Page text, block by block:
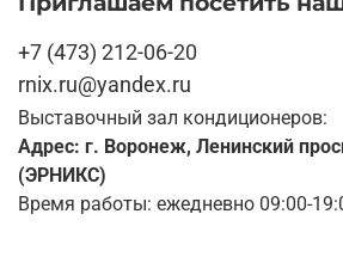
+7 (473) 212-06-20
rnix.ru@yandex.ru
Выставочный зал кондиционеров:
Адрес: г. Воронеж, Ленинский
(ЭРНИКС)
Время работы: ежедневно 09:00-